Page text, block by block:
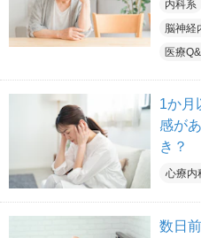
内科系
脳神経
医療
1か月
感が
き？
心療内
数日